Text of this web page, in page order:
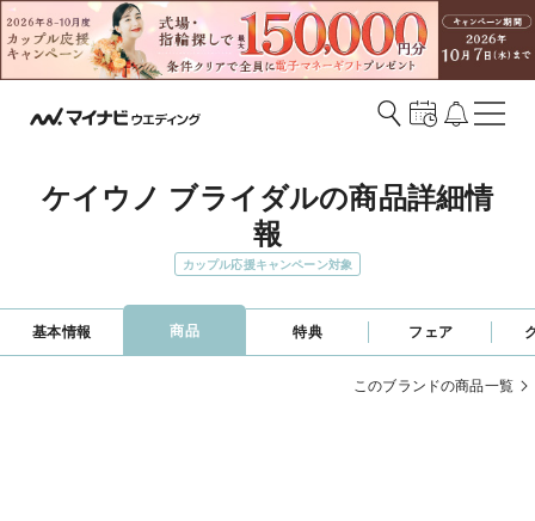
ケイウノ ブライダルの商品詳細情
報
カップル応援キャンペーン対象
基本情報 商品 特典 フェア
このブランドの商品一覧